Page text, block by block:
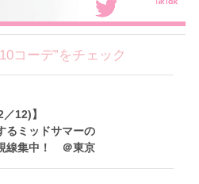
コーデ”をチェック
12)】
るミッドサマーの
線集中！ ＠東京